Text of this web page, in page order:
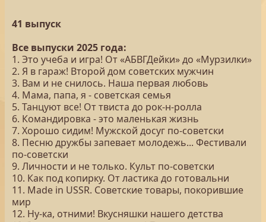
41 выпуск
Все выпуски 2025 года:
1. Это учеба и игра! От «АБВГДейки» до «Мурзилки»
2. Я в гараж! Второй дом советских мужчин
3. Вам и не снилось. Наша первая любовь
4. Мама, папа, я - советская семья
5. Танцуют все! От твиста до рок-н-ролла
6. Командировка - это маленькая жизнь
7. Хорошо сидим! Мужской досуг по-советски
8. Песню дружбы запевает молодежь... Фестивали
по-советски
9. Личности и не только. Культ по-советски
10. Как под копирку. От ластика до готовальни
11. Made in USSR. Советские товары, покорившие
мир
12. Ну-ка, отними! Вкусняшки нашего детства